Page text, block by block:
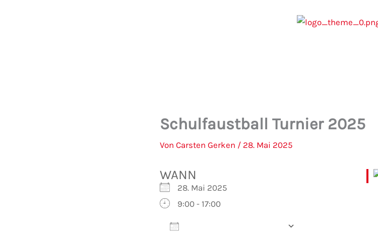
Schulfaustball Turnier 2025
Von Carsten Gerken / 28. Mai 2025
WANN
28. Mai 2025
9:00 - 17:00